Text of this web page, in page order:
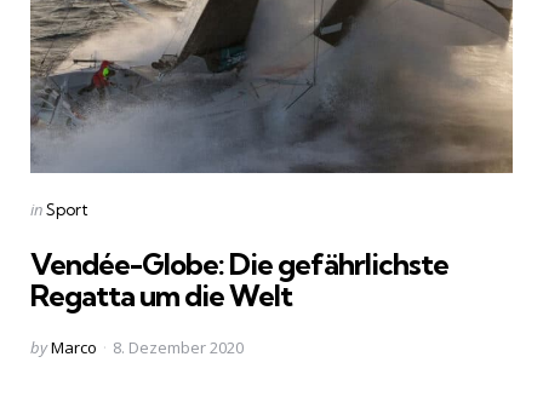
Categories
Posted
inSport
Vendée-Globe: Die gefährlichste
Regatta um die Welt
Posted
byMarco 8. Dezember 2020